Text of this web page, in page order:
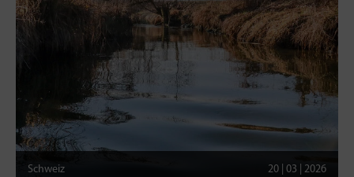
Schweiz 20 | 03 | 2026